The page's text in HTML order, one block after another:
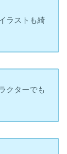
ラストも綺
クターでも